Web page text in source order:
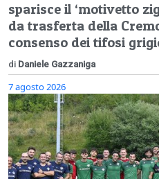
sparisce il ‘motivetto
da trasferta della
consenso dei tifosi
di Daniele Gazzaniga
7 agosto 2026